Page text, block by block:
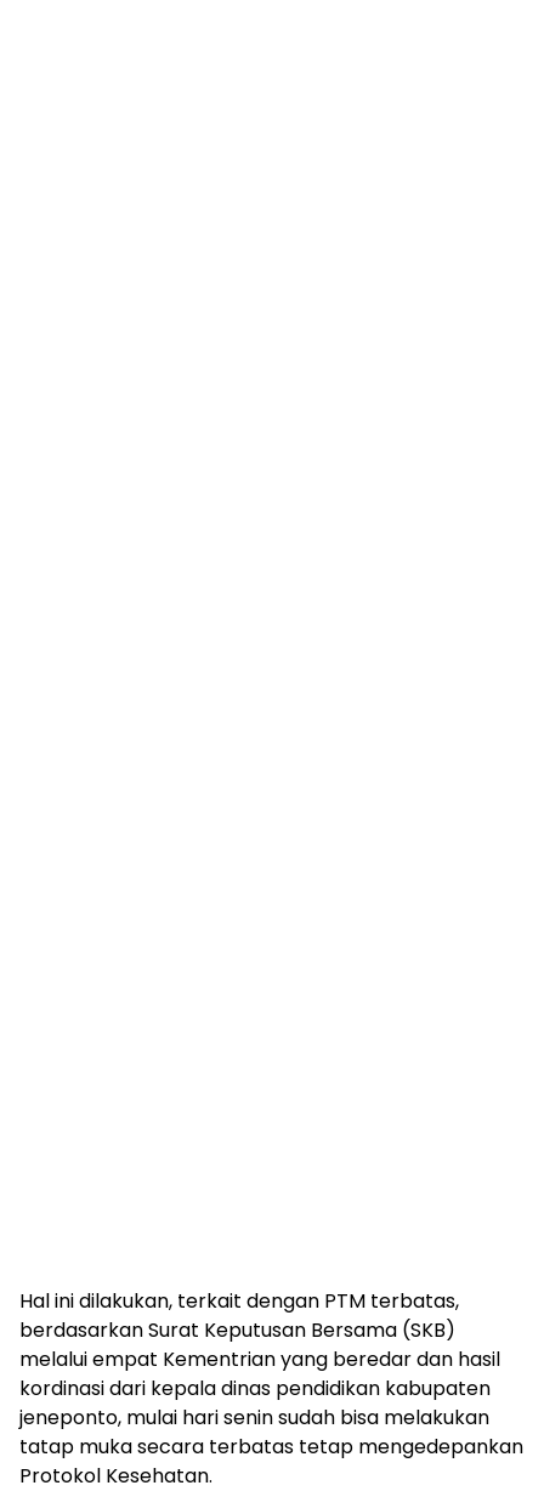
Hal ini dilakukan, terkait dengan PTM terbatas,
berdasarkan Surat Keputusan Bersama (SKB)
melalui empat Kementrian yang beredar dan hasil
kordinasi dari kepala dinas pendidikan kabupaten
jeneponto, mulai hari senin sudah bisa melakukan
tatap muka secara terbatas tetap mengedepankan
Protokol Kesehatan.